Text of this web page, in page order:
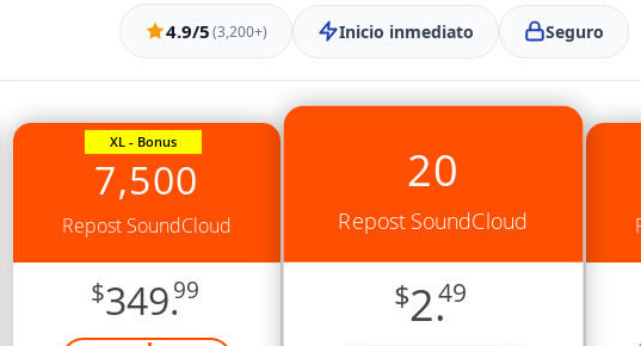
4.9/5(3,200+) Inicio inmediato Seguro
XL - Bonus
7,500
Repost SoundCloud
$349.99
20
Repost SoundCloud
$2.49